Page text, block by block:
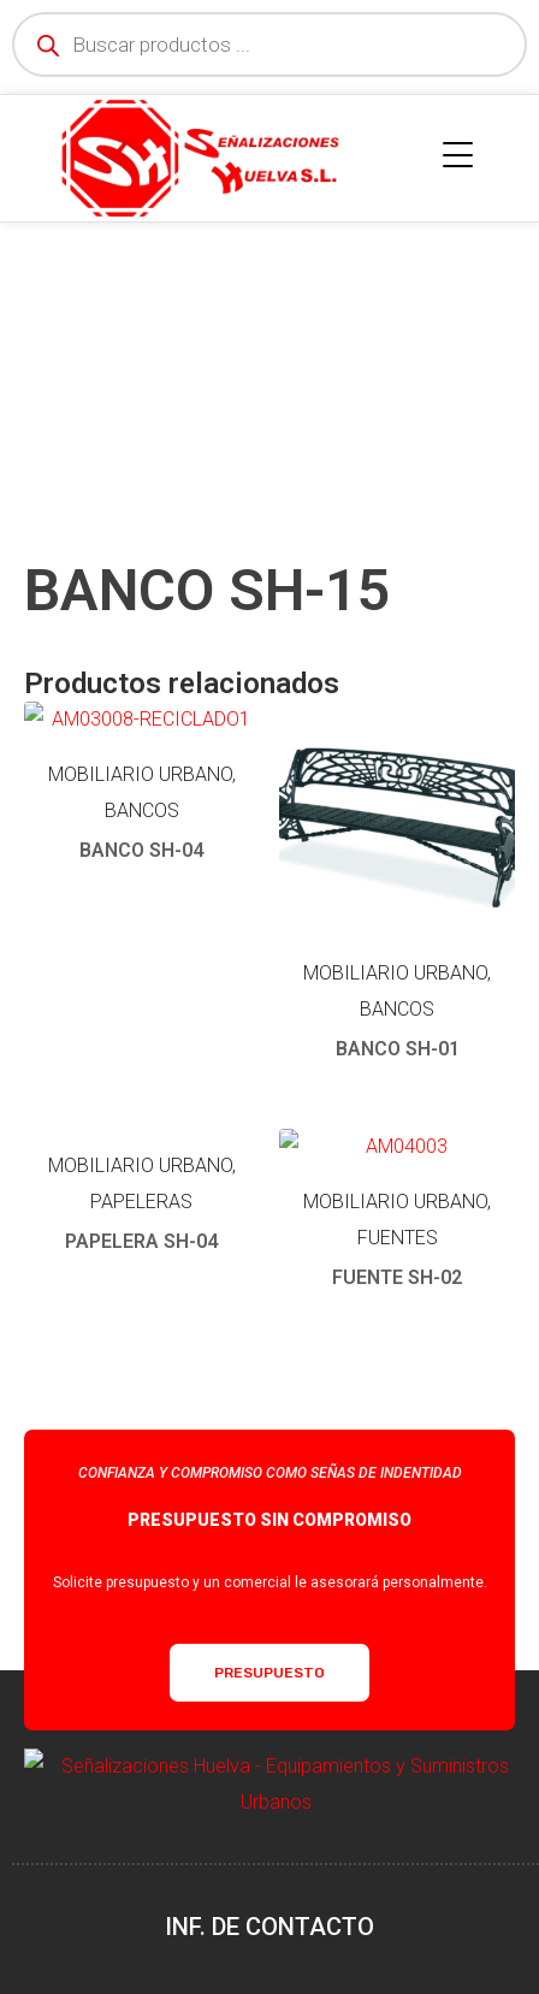
BANCO SH-15
Productos relacionados
MOBILIARIO URBANO,
BANCOS
BANCO SH-04
MOBILIARIO URBANO,
BANCOS
BANCO SH-01
MOBILIARIO URBANO,
PAPELERAS
PAPELERA SH-04
MOBILIARIO URBANO,
FUENTES
FUENTE SH-02
CONFIANZA Y COMPROMISO COMO SEÑAS DE INDENTIDAD
PRESUPUESTO SIN COMPROMISO
Solicite presupuesto y un comercial le asesorará personalmente.
PRESUPUESTO
INF. DE CONTACTO